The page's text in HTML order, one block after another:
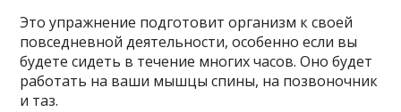
Это упражнение подготовит организм к своей
повседневной деятельности, особенно если вы
будете сидеть в течение многих часов. Оно будет
работать на ваши мышцы спины, на позвоночник
и таз.